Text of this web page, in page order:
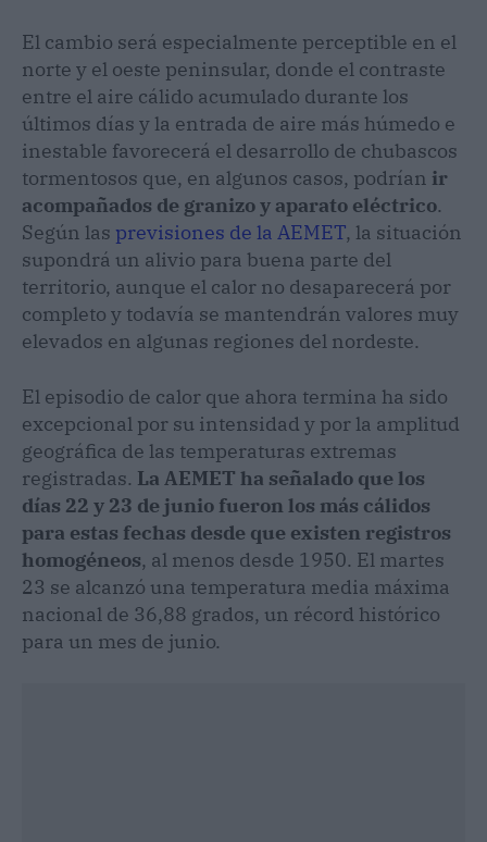
El cambio será especialmente perceptible en el
norte y el oeste peninsular, donde el contraste
entre el aire cálido acumulado durante los
últimos días y la entrada de aire más húmedo e
inestable favorecerá el desarrollo de chubascos
tormentosos que, en algunos casos, podrían ir
acompañados de granizo y aparato eléctrico.
Según las previsiones de la AEMET, la situación
supondrá un alivio para buena parte del
territorio, aunque el calor no desaparecerá por
completo y todavía se mantendrán valores muy
elevados en algunas regiones del nordeste.
El episodio de calor que ahora termina ha sido
excepcional por su intensidad y por la amplitud
geográfica de las temperaturas extremas
registradas. La AEMET ha señalado que los
días 22 y 23 de junio fueron los más cálidos
para estas fechas desde que existen registros
homogéneos, al menos desde 1950. El martes
23 se alcanzó una temperatura media máxima
nacional de 36,88 grados, un récord histórico
para un mes de junio.